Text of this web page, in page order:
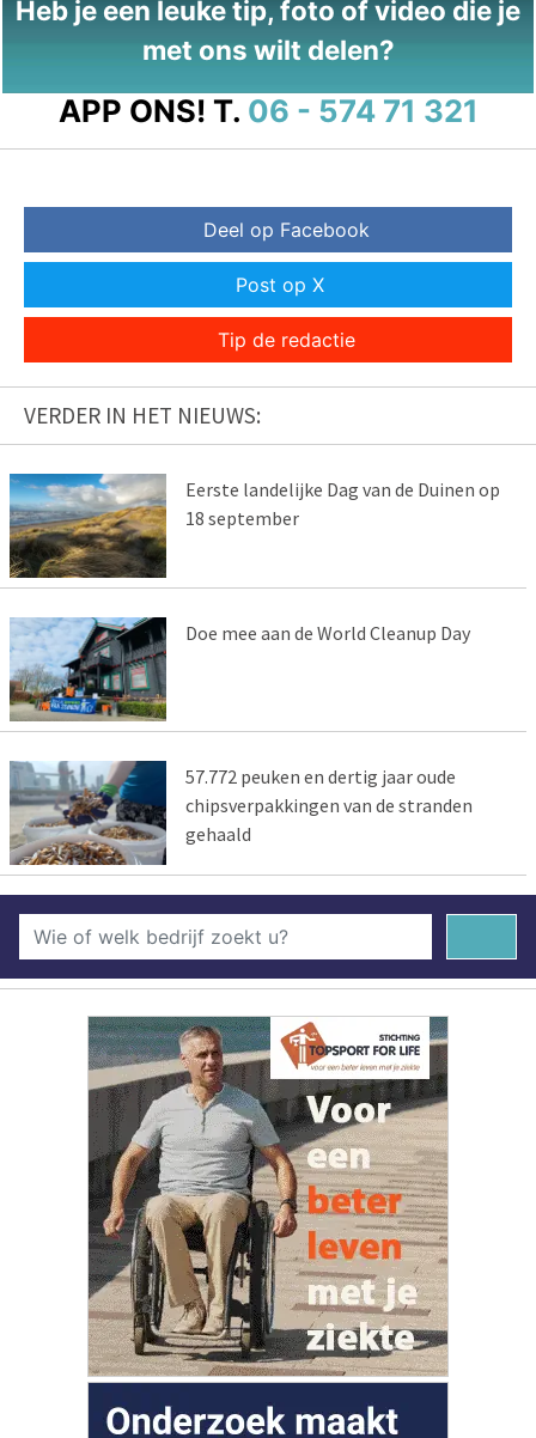
Heb je een leuke tip, foto of video die je
met ons wilt delen?
APP ONS! T. 06 - 574 71 321
Deel op Facebook
Post op X
Tip de redactie
VERDER IN HET NIEUWS:
Eerste landelijke Dag van de Duinen op
18 september
Doe mee aan de World Cleanup Day
57.772 peuken en dertig jaar oude
chipsverpakkingen van de stranden
gehaald